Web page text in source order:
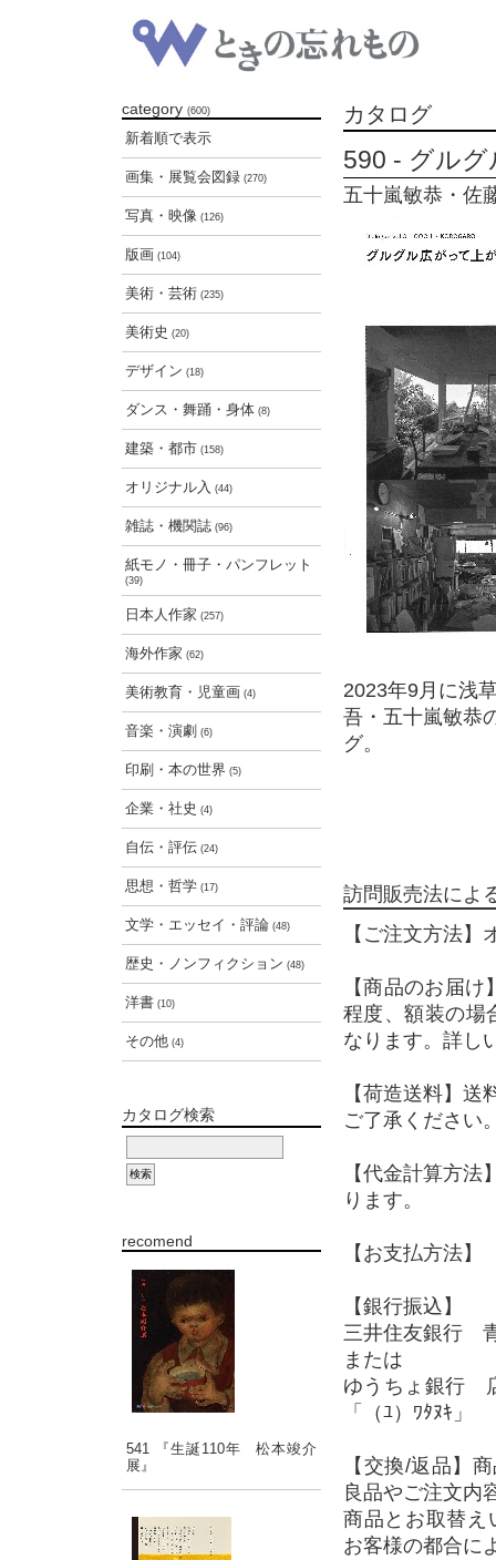
category (600)
新着順で表示
画集・展覧会図録 (270)
写真・映像 (126)
版画 (104)
美術・芸術 (235)
美術史 (20)
デザイン (18)
ダンス・舞踊・身体 (8)
建築・都市 (158)
オリジナル入 (44)
雑誌・機関誌 (96)
紙モノ・冊子・パンフレット
(39)
日本人作家 (257)
海外作家 (62)
美術教育・児童画 (4)
音楽・演劇 (6)
印刷・本の世界 (5)
企業・社史 (4)
自伝・評伝 (24)
思想・哲学 (17)
文学・エッセイ・評論 (48)
歴史・ノンフィクション (48)
洋書 (10)
その他 (4)
カタログ検索
recomend
541 『生誕110年 松本竣介
展』
カタログ
590 - グル
五十嵐敏恭・佐
2023年9月に浅
吾・五十嵐敏恭
グ。
訪問販売法によ
【ご注文方法
【商品のお届
程度、額装の場
なります。詳し
【荷造送料】
ご了承ください
【代金計算方
ります。
【お支払方法】
【銀行振込】
三井住友銀行
または
ゆうちょ銀行
「（ﾕ）ﾜﾀﾇｷ」
【交換/返品】
良品やご注文内
商品とお取替え
お客様の都合に